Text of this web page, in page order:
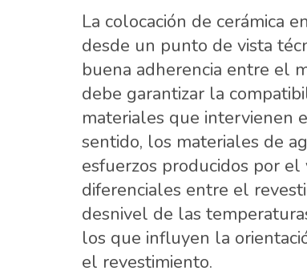
La colocación de cerámica
desde un punto de vista
buena adherencia entre el
debe garantizar la
materiales que intervienen
sentido, los materiales de
esfuerzos producidos por
diferenciales entre el
desnivel de las
los que influyen la
el revestimiento.